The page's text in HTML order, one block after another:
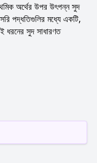
অর্থের উপর উৎপন্ন সুদ
পদ্ধতিগুলির মধ্যে একটি,
ধরনের সুদ সাধারণত